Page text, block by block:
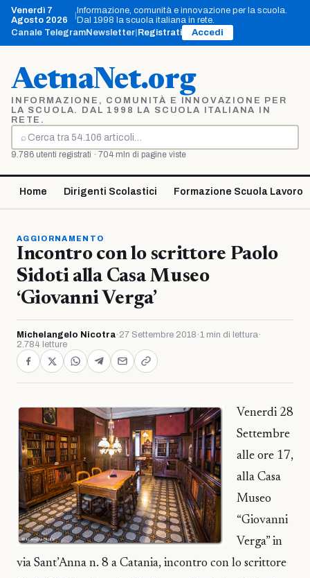
Vai
contenuto
Venerdì 7
Agosto 2026
Informazione, comunità e innovazione per la scuola.
Dal 1998 la scuola italiana in rete.
Canale TelegramNewsletter Registrati Accedi
AetnaNet.org
INFORMAZIONE, COMUNITÀ E INNOVAZIONE PER
LA SCUOLA. DAL 1998 LA SCUOLA ITALIANA IN
RETE.
⌕
Cerca
9.786 utenti registrati · 704 mln di pagine viste
Home Dirigenti Scolastici Formazione Scuola Lavoro
AGGIORNAMENTO
Incontro con lo scrittore Paolo
Sidoti alla Casa Museo
‘Giovanni Verga’
Michelangelo Nicotra· 27 Settembre 2018 ·1 min di lettura·
2.784 letture
Venerdi 28
Settembre
alle ore 17,
alla Casa
Museo
“Giovanni
Verga” in
via Sant’Anna n. 8 a Catania, incontro con lo scrittore